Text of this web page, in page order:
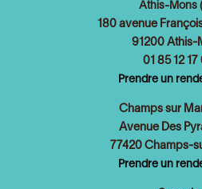
Athis-Mons
180 avenue
91200 Athis-
01 85 12 17
Prendre un
Champs sur
Avenue Des
77420 Champs-
Prendre un